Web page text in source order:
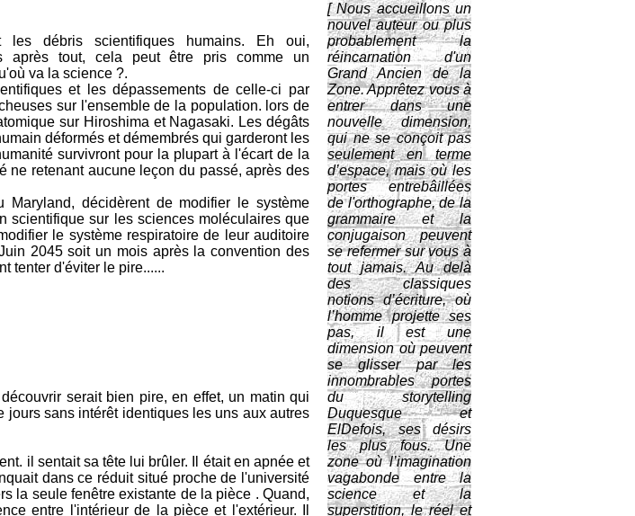
[ Nous accueillons un
nouvel auteur ou plus
probablement la
réincarnation d'un
Grand Ancien de la
Zone. Apprêtez vous à
entrer dans une
nouvelle dimension,
qui ne se conçoit pas
seulement en terme
d’espace, mais où les
portes entrebâillées
de l'orthographe, de la
grammaire et la
conjugaison peuvent
se refermer sur vous à
tout jamais. Au delà
des classiques
notions d’écriture, où
l’homme projette ses
pas, il est une
dimension où peuvent
se glisser par les
innombrables portes
du storytelling
Duquesque et
ElDefois, ses désirs
les plus fous. Une
zone où l’imagination
vagabonde entre la
science et la
superstition, le réel et
débris scientifiques humains. Eh oui,
après tout, cela peut être pris comme un
va la science ?.
et les dépassements de celle-ci par
sur l'ensemble de la population. lors de
sur Hiroshima et Nagasaki. Les dégâts
déformés et démembrés qui garderont les
survivront pour la plupart à l'écart de la
ne retenant aucune leçon du passé, après des
Maryland, décidèrent de modifier le système
scientifique sur les sciences moléculaires que
le système respiratoire de leur auditoire
2045 soit un mois après la convention des
tenter d'éviter le pire......
serait bien pire, en effet, un matin qui
jours sans intérêt identiques les uns aux autres
il sentait sa tête lui brûler. Il était en apnée et
dans ce réduit situé proche de l'université
la seule fenêtre existante de la pièce . Quand,
entre l'intérieur de la pièce et l'extérieur. Il